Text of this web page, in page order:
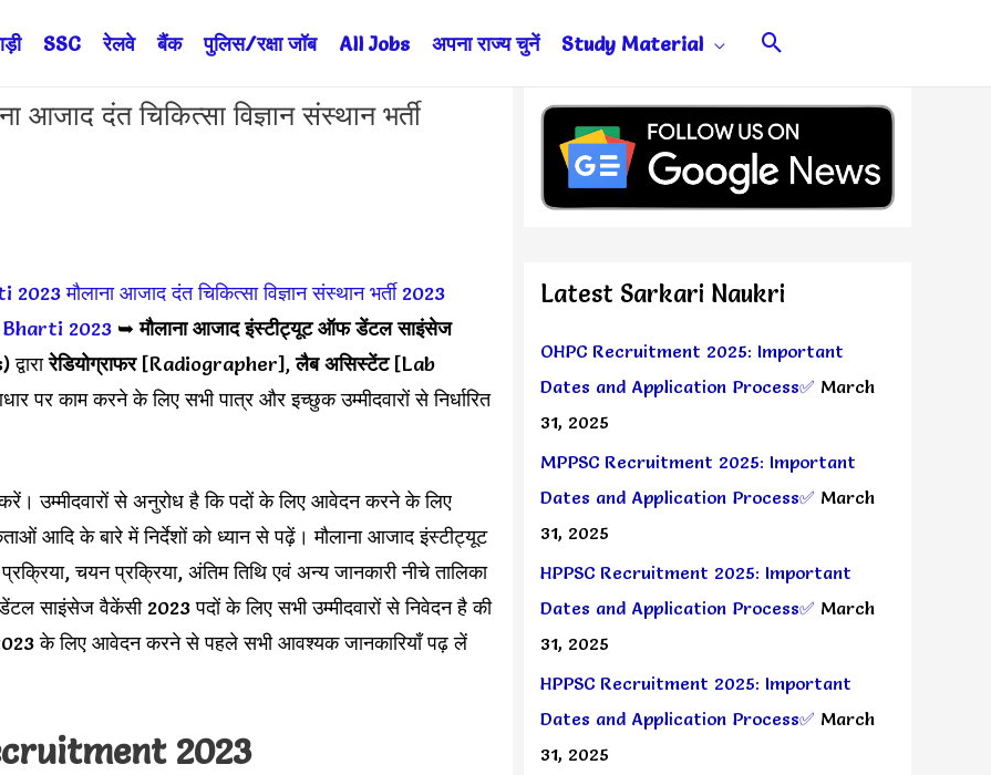
SSC रेलवे बैंक पुलिस/रक्षा जॉब All Jobs अपना राज्य चुनें Study Material Search
दंत चिकित्सा विज्ञान संस्थान भर्ती
2023 मौलाना आजाद दंत चिकित्सा विज्ञान संस्थान भर्ती 2023
2023 ➥मौलाना आजाद इंस्टीट्यूट ऑफ डेंटल साइंसेज
द्वारारेडियोग्राफर [Radiographer],लैब असिस्टेंट[Lab
काम करने के लिए सभी पात्र और इच्छुक उम्मीदवारों से निर्धारित
उम्मीदवारों से अनुरोध है कि पदों के लिए आवेदन करने के लिए
आदि के बारे में निर्देशों को ध्यान से पढ़ें। मौलाना आजाद इंस्टीट्यूट
चयन प्रक्रिया, अंतिम तिथि एवं अन्य जानकारी नीचे तालिका
साइंसेज वैकेंसी 2023 पदों के लिए सभी उम्मीदवारों से निवेदन है की
के लिए आवेदन करने से पहले सभी आवश्यक जानकारियाँ पढ़ लें
2023
Latest Sarkari Naukri
OHPC Recruitment 2025: Important
Dates and Application Process✅ March
31, 2025
MPPSC Recruitment 2025: Important
Dates and Application Process✅ March
31, 2025
HPPSC Recruitment 2025: Important
Dates and Application Process✅ March
31, 2025
HPPSC Recruitment 2025: Important
Dates and Application Process✅ March
31, 2025